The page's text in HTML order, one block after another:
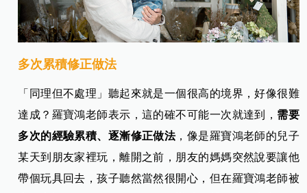
多次累積修正做法
「同理但不處理」聽起來就是一個很高的境界，好像很難
達成？羅寶鴻老師表示，這的確不可能一次就達到， 需要
多次的經驗累積、逐漸修正做法，像是羅寶鴻老師的兒子
某天到朋友家裡玩，離開之前，朋友的媽媽突然說要讓他
帶個玩具回去，孩子聽然當然很開心，但在羅寶鴻老師被